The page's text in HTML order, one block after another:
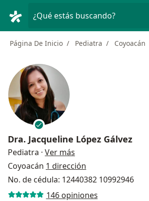
¿Qué estás buscando?
Página De Inicio Pediatra Coyoacán
Dra. Jacqueline López Gálvez
Pediatra · Ver más
Coyoacán 1 dirección
No. de cédula: 12440382 10992946
146 opiniones